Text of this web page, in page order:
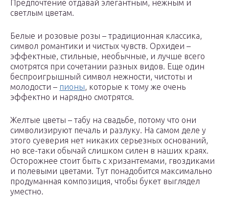
Предпочтение отдавай элегантным, нежным и
светлым цветам.
Белые и розовые розы – традиционная классика,
символ романтики и чистых чувств. Орхидеи –
эффектные, стильные, необычные, и лучше всего
смотрятся при сочетании разных видов. Еще один
беспроигрышный символ нежности, чистоты и
молодости – пионы, которые к тому же очень
эффектно и нарядно смотрятся.
Желтые цветы – табу на свадьбе, потому что они
символизируют печаль и разлуку. На самом деле у
этого суеверия нет никаких серьезных оснований,
но все-таки обычай слишком силен в наших краях.
Осторожнее стоит быть с хризантемами, гвоздиками
и полевыми цветами. Тут понадобится максимально
продуманная композиция, чтобы букет выглядел
уместно.